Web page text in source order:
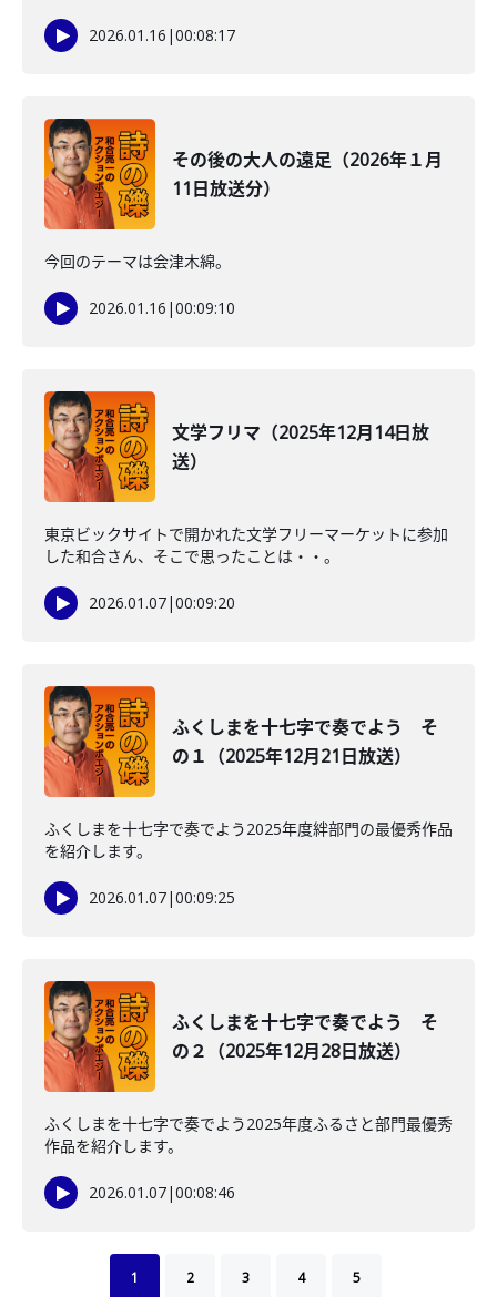
2026.01.16 |00:08:17
その後の大人の遠足（2026年１月
11日放送分）
今回のテーマは会津木綿。
2026.01.16 |00:09:10
文学フリマ（2025年12月14日放
送）
東京ビックサイトで開かれた文学フリーマーケットに参加
した和合さん、そこで思ったことは・・。
2026.01.07|00:09:20
ふくしまを十七字で奏でよう そ
の１（2025年12月21日放送）
ふくしまを十七字で奏でよう2025年度絆部門の最優秀作品
を紹介します。
2026.01.07|00:09:25
ふくしまを十七字で奏でよう そ
の２（2025年12月28日放送）
ふくしまを十七字で奏でよう2025年度ふるさと部門最優秀
作品を紹介します。
2026.01.07|00:08:46
1 2 3 4 5